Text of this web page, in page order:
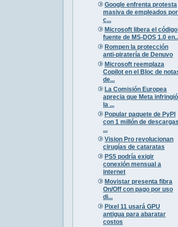
Google enfrenta protesta
masiva de empleados por
c...
Microsoft libera el código
fuente de MS-DOS 1.0
Rompen la protección
anti-piratería de Denuvo
Microsoft reemplaza
Copilot en el Bloc de
de...
La Comisión Europea
aprecia que Meta infringió
la ...
Popular paquete de PyPI
con 1 millón de descargas
...
Vision Pro revolucionan
cirugías de cataratas
PS5 podría exigir
conexión mensual a
internet
Movistar presenta fibra
On/Off con pago por uso
di...
Pixel 11 usará GPU
antigua para abaratar
costos